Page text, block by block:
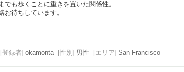
でも歩くことに重きを置いた関係性。
お待ちしています。
[登録者] okamonta [性別] 男性 [エリア] San Francisco